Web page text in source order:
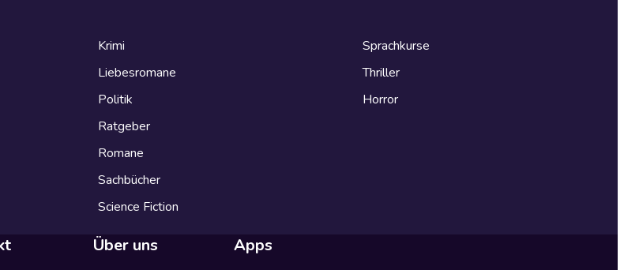
Krimi
Liebesromane
Politik
Ratgeber
Romane
Sachbücher
Science Fiction
Sprachkurse
Thriller
Horror
Über uns Apps